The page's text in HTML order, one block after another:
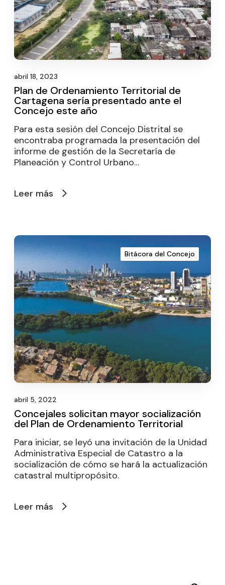
abril 18, 2023
Plan de Ordenamiento Territorial de
Cartagena sería presentado ante el
Concejo este año
Para esta sesión del Concejo Distrital se
encontraba programada la presentación del
informe de gestión de la Secretaría de
Planeación y Control Urbano…
Leer más
Bitácora del Concejo
abril 5, 2022
Concejales solicitan mayor socialización
del Plan de Ordenamiento Territorial
Para iniciar, se leyó una invitación de la Unidad
Administrativa Especial de Catastro a la
socialización de cómo se hará la actualización
catastral multipropósito.
Leer más